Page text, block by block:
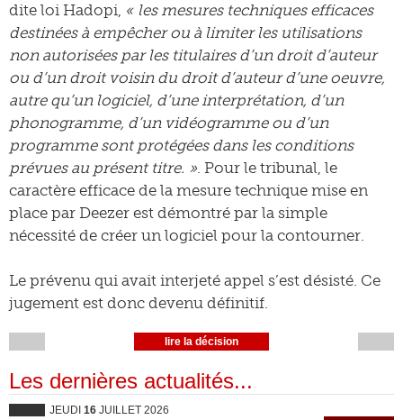
dite loi Hadopi, « les mesures techniques efficaces
destinées à empêcher ou à limiter les utilisations
non autorisées par les titulaires d’un droit d’auteur
ou d’un droit voisin du droit d’auteur d’une oeuvre,
autre qu’un logiciel, d’une interprétation, d’un
phonogramme, d’un vidéogramme ou d’un
programme sont protégées dans les conditions
prévues au présent titre. ». Pour le tribunal, le
caractère efficace de la mesure technique mise en
place par Deezer est démontré par la simple
nécessité de créer un logiciel pour la contourner.
Le prévenu qui avait interjeté appel s’est désisté. Ce
jugement est donc devenu définitif.
lire la décision
Les dernières actualités...
JEUDI 16 JUILLET 2026